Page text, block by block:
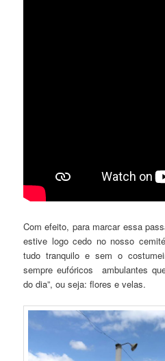
Com efeito, para marcar essa
estive logo cedo no nosso
tudo tranquilo e sem o
sempre eufóricos ambulantes
do dia”, ou seja: flores e velas.